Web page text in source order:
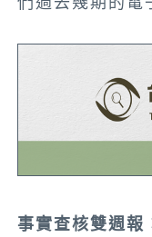
事實查核雙週報